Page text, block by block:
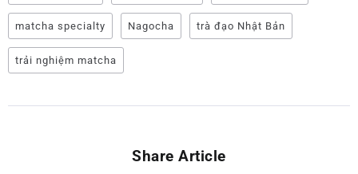
matcha specialty Nagocha trà đạo Nhật Bản
trải nghiệm matcha
Share Article